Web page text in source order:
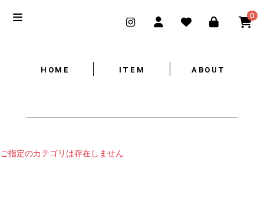
0
HOME ITEM ABOUT
ご指定のカテゴリは存在しません